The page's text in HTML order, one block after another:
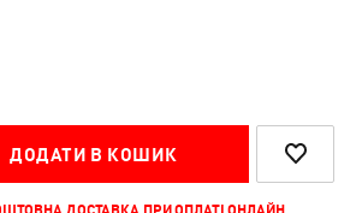
ДОДАТИ В КОШИК